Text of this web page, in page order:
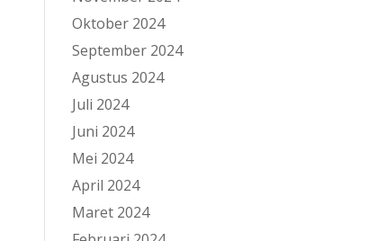
Oktober 2024
September 2024
Agustus 2024
Juli 2024
Juni 2024
Mei 2024
April 2024
Maret 2024